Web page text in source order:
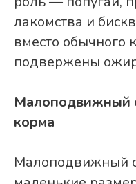
лакомства и
вместо обычного
подвержены
Малоподвижный
корма
Малоподвижный